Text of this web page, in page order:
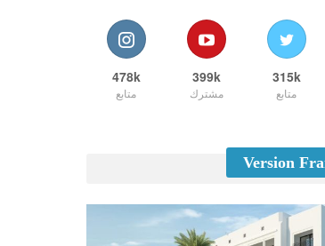
315k
متابع
399k
مشترك
478k
متابع